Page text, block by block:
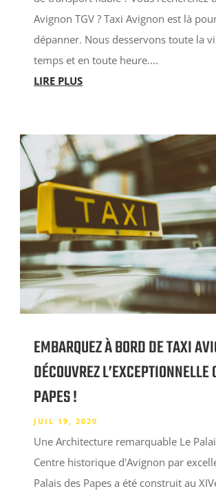
Avignon TGV ? Taxi Avignon est là
dépanner. Nous desservons toute la
temps et en toute heure....
LIRE PLUS
EMBARQUEZ À BORD DE TAXI
DÉCOUVREZ L’EXCEPTIONNELLE
PAPES !
JUIL 19, 2020
Une Architecture remarquable Le
Centre historique d'Avignon par
Palais des Papes a été construit au